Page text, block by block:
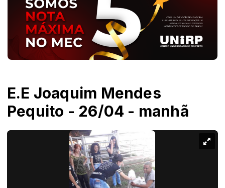
E.E Joaquim Mendes
Pequito - 26/04 - manhã